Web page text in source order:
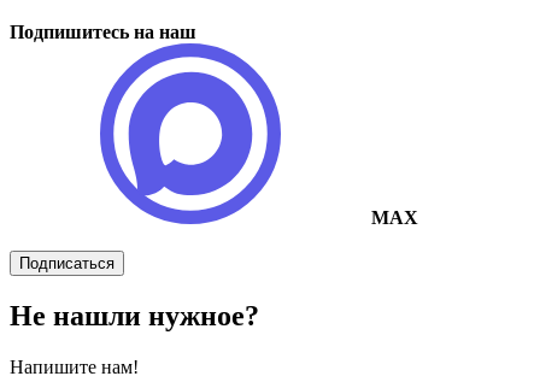
Подпишитесь на наш
MAX
Подписаться
Не нашли нужное?
Напишите нам!